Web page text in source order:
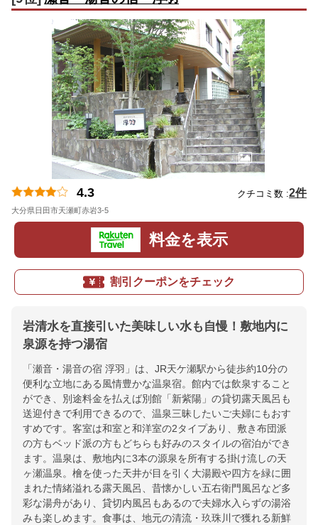
4.3 クチコミ数 :2件
大分県日田市天瀬町赤岩3-5
料金を表示
割引クーポンをチェック
岩清水を直接引いた美味しい水も自慢！敷地内に
泉源を持つ湯宿
「瀬音・湯音の宿 浮羽」は、JR天ケ瀬駅から徒歩約10分の
便利な立地にある風情豊かな温泉宿。館内では飲泉すること
ができ、別途料金を払えば別館「新紫陽」の貸切露天風呂も
送迎付きで利用できるので、温泉三昧したいご夫婦にもおす
すめです。客室は和室と和洋室の2タイプあり、敷き布団派
の方もベッド派の方もどちらも好みのスタイルの宿泊ができ
ます。温泉は、敷地内に3本の源泉を所有する掛け流しの天
ヶ瀬温泉。檜を使った天井が目を引く大湯殿や四方を緑に囲
まれた情緒溢れる露天風呂、昔懐かしい五右衛門風呂など多
彩な湯舟があり、貸切内風呂もあるので夫婦水入らずの湯浴
みも楽しめます。食事は、地元の清流・玖珠川で獲れる新鮮